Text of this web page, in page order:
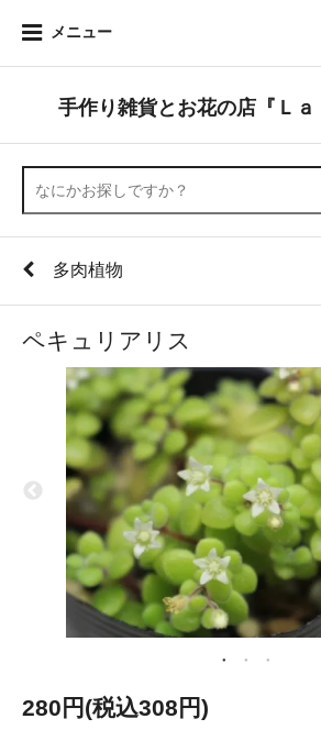
メニュー
手作り雑貨とお花の店『Ｌａ
多肉植物
ペキュリアリス
280円(税込308円)